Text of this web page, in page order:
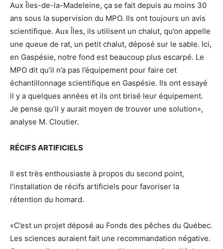
Aux Îles-de-la-Madeleine, ça se fait depuis au moins 30
ans sous la supervision du MPO. Ils ont toujours un avis
scientifique. Aux Îles, ils utilisent un chalut, qu’on appelle
une queue de rat, un petit chalut, déposé sur le sable. Ici,
en Gaspésie, notre fond est beaucoup plus escarpé. Le
MPO dit qu’il n’a pas l’équipement pour faire cet
échantillonnage scientifique en Gaspésie. Ils ont essayé
il y a quelques années et ils ont brisé leur équipement.
Je pense qu’il y aurait moyen de trouver une solution»,
analyse M. Cloutier.
RÉCIFS ARTIFICIELS
Il est très enthousiaste à propos du second point,
l’installation de récifs artificiels pour favoriser la
rétention du homard.
«C’est un projet déposé au Fonds des pêches du Québec.
Les sciences auraient fait une recommandation négative.